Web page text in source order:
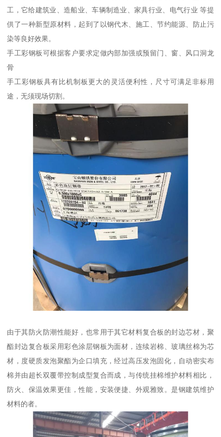
工，它给建筑业、造船业、车辆制造业、家具行业、电气行业 等提
供了一种新型原材料，起到了以钢代木、施工、节约能源、防止污
染等良好效果。
手工彩钢板可根据客户要求定做内部加强或预留门、窗、风口洞龙
骨
手工彩钢板具有比机制板更大的灵活便利性，尺寸可满足非标用
途，无须现场切割。
由于其防火防潮性能好，也常用于其它材料复合板的封边芯材，聚
酯封边复合板采用彩色涂层钢板为面材，连续岩棉、玻璃丝棉为芯
材，度硬质发泡聚酯为企口填充，经过高压发泡固化，自动密实布
棉并由超长双覆带控制成型复合而成，与传统挂棉维护材料相比，
防火、保温效果更佳，性能，安装便捷、外观雅致。是钢建筑维护
材料的者。